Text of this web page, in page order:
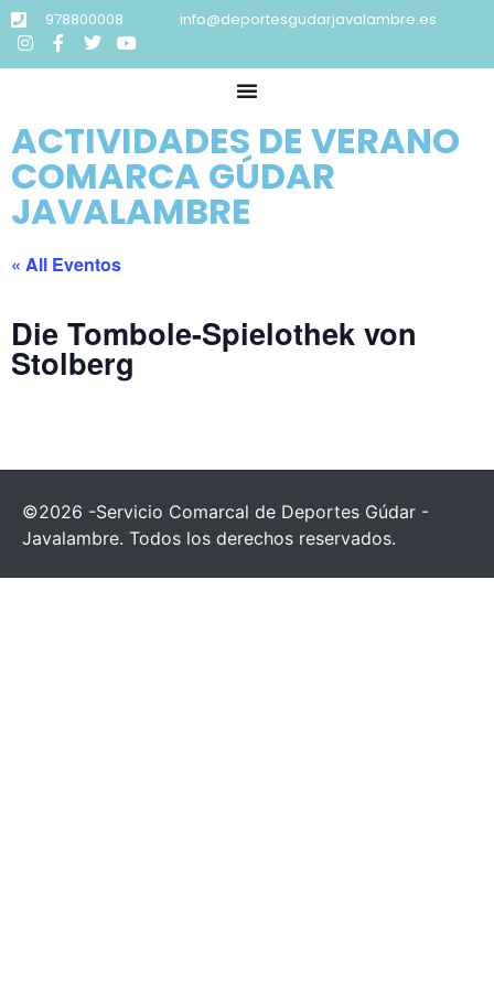
978800008 info@deportesgudarjavalambre.es
ACTIVIDADES DE VERANO
COMARCA GÚDAR
JAVALAMBRE
« All Eventos
Die Tombole-Spielothek von
Stolberg
©2026 -Servicio Comarcal de Deportes Gúdar -
Javalambre. Todos los derechos reservados.